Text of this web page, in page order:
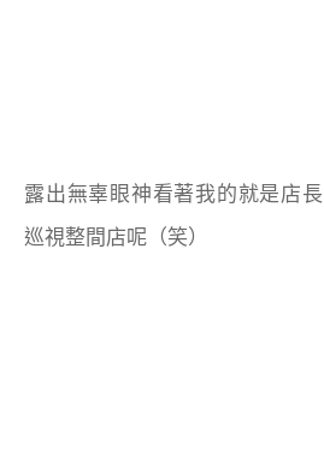
露出無辜眼神看著我的就是店
巡視整間店呢（笑）